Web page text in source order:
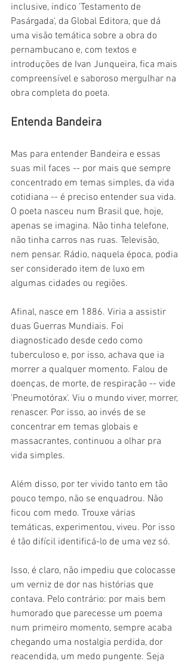
inclusive, indico 'Testamento de
Pasárgada', da Global Editora, que dá
uma visão temática sobre a obra do
pernambucano e, com textos e
introduções de Ivan Junqueira, fica mais
compreensível e saboroso mergulhar na
obra completa do poeta.
Entenda Bandeira
Mas para entender Bandeira e essas
suas mil faces -- por mais que sempre
concentrado em temas simples, da vida
cotidiana -- é preciso entender sua vida.
O poeta nasceu num Brasil que, hoje,
apenas se imagina. Não tinha telefone,
não tinha carros nas ruas. Televisão,
nem pensar. Rádio, naquela época, podia
ser considerado item de luxo em
algumas cidades ou regiões.
Afinal, nasce em 1886. Viria a assistir
duas Guerras Mundiais. Foi
diagnosticado desde cedo como
tuberculoso e, por isso, achava que ia
morrer a qualquer momento. Falou de
doenças, de morte, de respiração -- vide
'Pneumotórax'. Viu o mundo viver, morrer,
renascer. Por isso, ao invés de se
concentrar em temas globais e
massacrantes, continuou a olhar pra
vida simples.
Além disso, por ter vivido tanto em tão
pouco tempo, não se enquadrou. Não
ficou com medo. Trouxe várias
temáticas, experimentou, viveu. Por isso
é tão difícil identificá-lo de uma vez só.
Isso, é claro, não impediu que colocasse
um verniz de dor nas histórias que
contava. Pelo contrário: por mais bem
humorado que parecesse um poema
num primeiro momento, sempre acaba
chegando uma nostalgia perdida, dor
reacendida, um medo pungente. Seja